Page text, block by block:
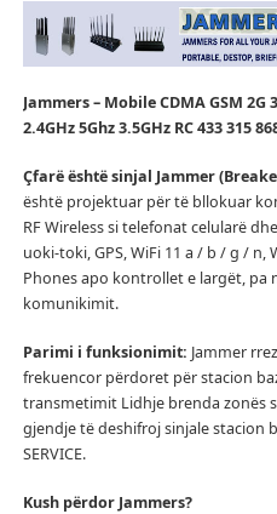
Jammers – Mobile CDMA GSM 2G
2.4GHz 5Ghz 3.5GHz RC 433 315
Çfarë është sinjal Jammer
është projektuar për të bllokuar
RF Wireless si telefonat celularë
uoki-toki, GPS, WiFi 11 a / b / g / n,
Phones apo kontrollet e largët, pa
komunikimit.
Parimi i funksionimit: Jammer
frekuencor përdoret për stacion
transmetimit Lidhje brenda zonës
gjendje të deshifroj sinjale stacion
SERVICE.
Kush përdor Jammers?